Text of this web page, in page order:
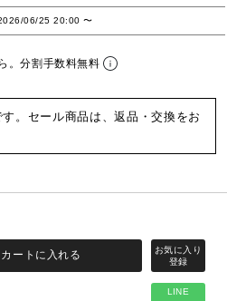
06/25 20:00〜
。分割手数料無料
。セール商品は、返品・交換をお
LINE
カートに入れる